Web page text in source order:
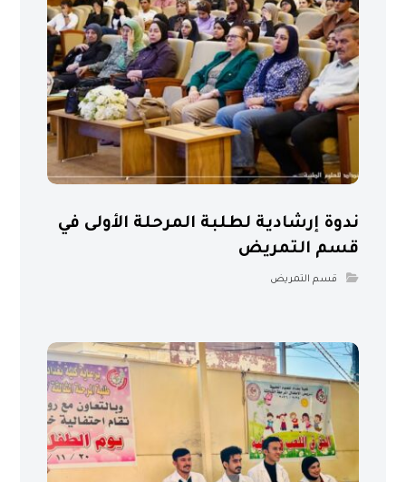
ندوة إرشادية لطلبة المرحلة الأولى في
قسم التمريض
قسم التمريض